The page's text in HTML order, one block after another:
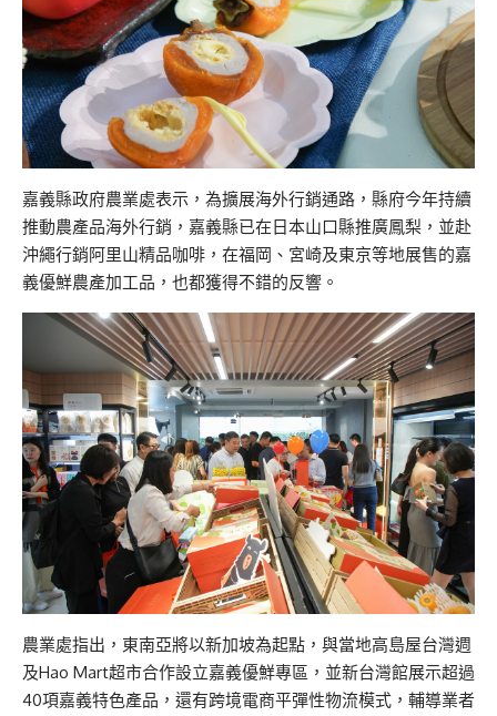
嘉義縣政府農業處表示，為擴展海外行銷通路，縣府今年持續
推動農產品海外行銷，嘉義縣已在日本山口縣推廣鳳梨，並赴
沖繩行銷阿里山精品咖啡，在福岡、宮崎及東京等地展售的嘉
義優鮮農產加工品，也都獲得不錯的反響。
農業處指出，東南亞將以新加坡為起點，與當地高島屋台灣週
及Hao Mart超市合作設立嘉義優鮮專區，並新台灣館展示超過
40項嘉義特色產品，還有跨境電商平彈性物流模式，輔導業者